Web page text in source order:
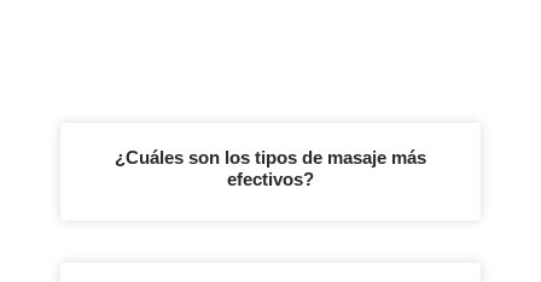
¿Cuáles son los tipos de masaje más
efectivos?